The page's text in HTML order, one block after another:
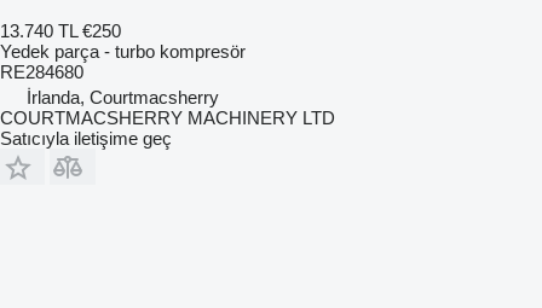
13.740 TL €250
Yedek parça - turbo kompresör
RE284680
İrlanda, Courtmacsherry
COURTMACSHERRY MACHINERY LTD
Satıcıyla iletişime geç